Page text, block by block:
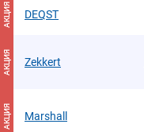
АКЦИЯ DEQST
АКЦИЯ Zekkert
АКЦИЯ Marshall